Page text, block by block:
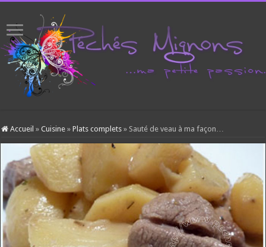
Accueil » Cuisine » Plats complets » Sauté de veau à ma façon…